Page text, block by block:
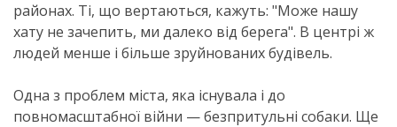
районах. Ті, що вертаються, кажуть: "Може нашу
хату не зачепить, ми далеко від берега". В центрі ж
людей менше і більше зруйнованих будівель.
Одна з проблем міста, яка існувала і до
повномасштабної війни — безпритульні собаки. Ще